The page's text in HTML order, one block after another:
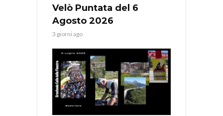
Velò Puntata del 6
Agosto 2026
3 giorni ago